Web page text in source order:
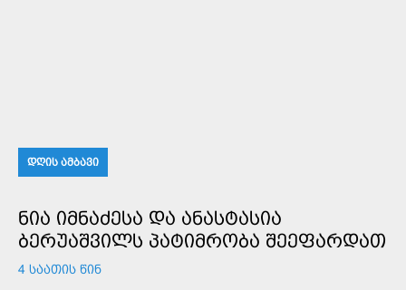
ᲓᲦᲘᲡ ᲐᲛᲑᲐᲕᲘ
ᲜᲘᲐ ᲘᲛᲜᲐᲫᲔᲡᲐ ᲓᲐ ᲐᲜᲐᲡᲢᲐᲡᲘᲐ
ᲑᲔᲠᲣᲐᲨᲕᲘᲚᲡ ᲞᲐᲢᲘᲛᲠᲝᲑᲐ ᲨᲔᲔᲤᲐᲠᲓᲐᲗ
4 ᲡᲐᲐᲗᲘᲡ ᲬᲘᲜ